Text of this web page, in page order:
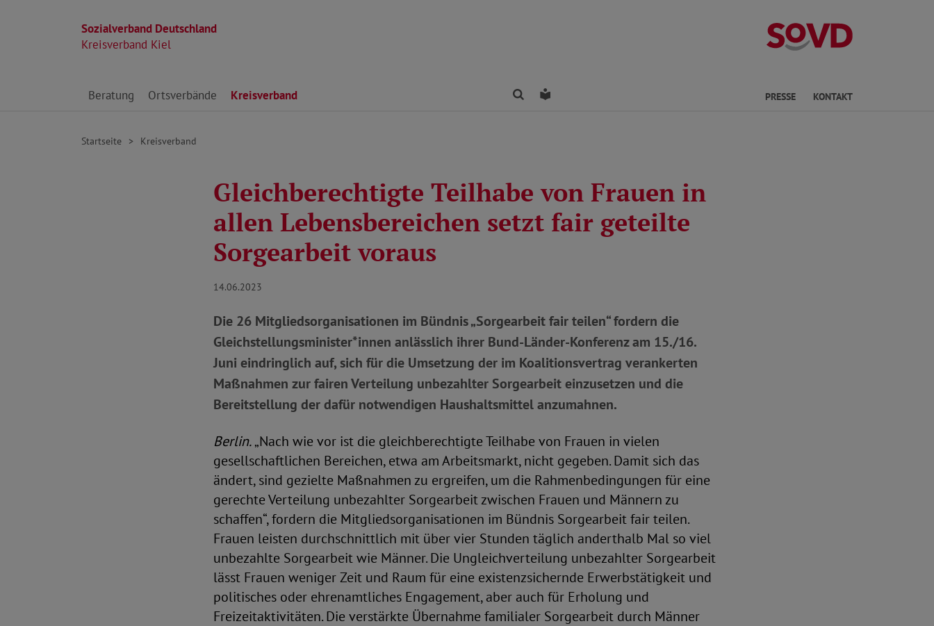
Sozialverband Deutschland
Kreisverband Kiel
Kreisverband
Direkt zu den Inhalten springen
Beratung Ortsverbände Kreisverband FindenLeichte Sprache PRESSE KONTAKT
Startseite Kreisverband
Gleichberechtigte Teilhabe von Frauen in
allen Lebensbereichen setzt fair geteilte
Sorgearbeit voraus
14.06.2023
Die 26 Mitgliedsorganisationen im Bündnis „Sorgearbeit fair teilen“ fordern die
Gleichstellungsminister*innen anlässlich ihrer Bund-Länder-Konferenz am 15./16.
Juni eindringlich auf, sich für die Umsetzung der im Koalitionsvertrag verankerten
Maßnahmen zur fairen Verteilung unbezahlter Sorgearbeit einzusetzen und die
Bereitstellung der dafür notwendigen Haushaltsmittel anzumahnen.
Berlin.„Nach wie vor ist die gleichberechtigte Teilhabe von Frauen in vielen
gesellschaftlichen Bereichen, etwa am Arbeitsmarkt, nicht gegeben. Damit sich das
ändert, sind gezielte Maßnahmen zu ergreifen, um die Rahmenbedingungen für eine
gerechte Verteilung unbezahlter Sorgearbeit zwischen Frauen und Männern zu
schaffen“, fordern die Mitgliedsorganisationen im Bündnis Sorgearbeit fair teilen.
Frauen leisten durchschnittlich mit über vier Stunden täglich anderthalb Mal so viel
unbezahlte Sorgearbeit wie Männer. Die Ungleichverteilung unbezahlter Sorgearbeit
lässt Frauen weniger Zeit und Raum für eine existenzsichernde Erwerbstätigkeit und
politisches oder ehrenamtliches Engagement, aber auch für Erholung und
Freizeitaktivitäten. Die verstärkte Übernahme familialer Sorgearbeit durch Männer